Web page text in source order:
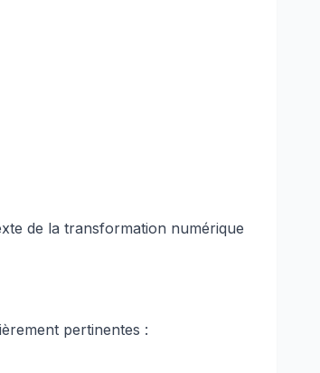
de la transformation numérique
pertinentes :